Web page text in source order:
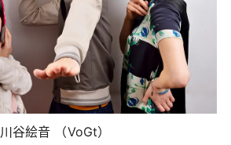
川谷絵音 （VoGt）